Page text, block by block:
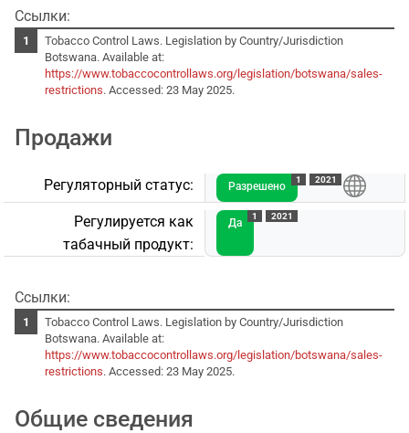
Ссылки:
Tobacco Control Laws. Legislation by Country/Jurisdiction
Botswana. Available at:
https://www.tobaccocontrollaws.org/legislation/botswana/sales-
restrictions. Accessed: 23 May 2025.
Продажи
Регуляторный статус: Разрешено
1 2021
Регулируется как
табачный продукт:
Да
1 2021
Ссылки:
Tobacco Control Laws. Legislation by Country/Jurisdiction
Botswana. Available at:
https://www.tobaccocontrollaws.org/legislation/botswana/sales-
restrictions. Accessed: 23 May 2025.
Общие сведения